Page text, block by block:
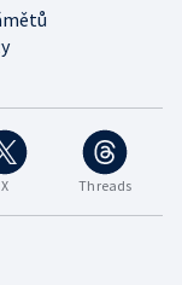
X Threads